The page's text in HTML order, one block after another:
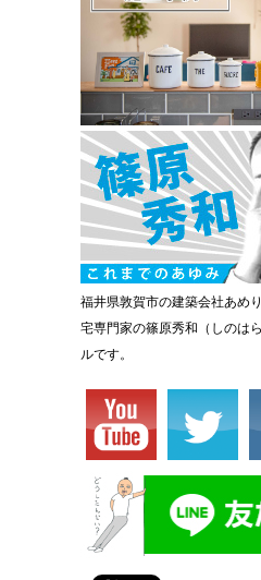
福井県敦賀市の建築会社あめ
宅専門家の篠原秀和（しのは
ルです。